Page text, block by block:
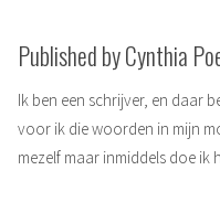
Published by Cynthia
Ik ben een schrijver, en daar
voor ik die woorden in mijn
mezelf maar inmiddels doe ik